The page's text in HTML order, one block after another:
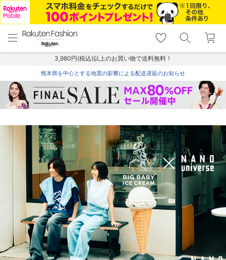
menu home
トップ
shopping_cart lock_outline
ログイン
3,980円(税込)以上のお買い物で送料無料！
熊本県を中心とする地震の影響による配送遅延のお知らせ